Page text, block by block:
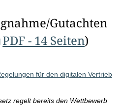
Gutachten
PDF - 14 Seiten)
für den digitalen Vertrieb
regelt bereits den Wettbewerb